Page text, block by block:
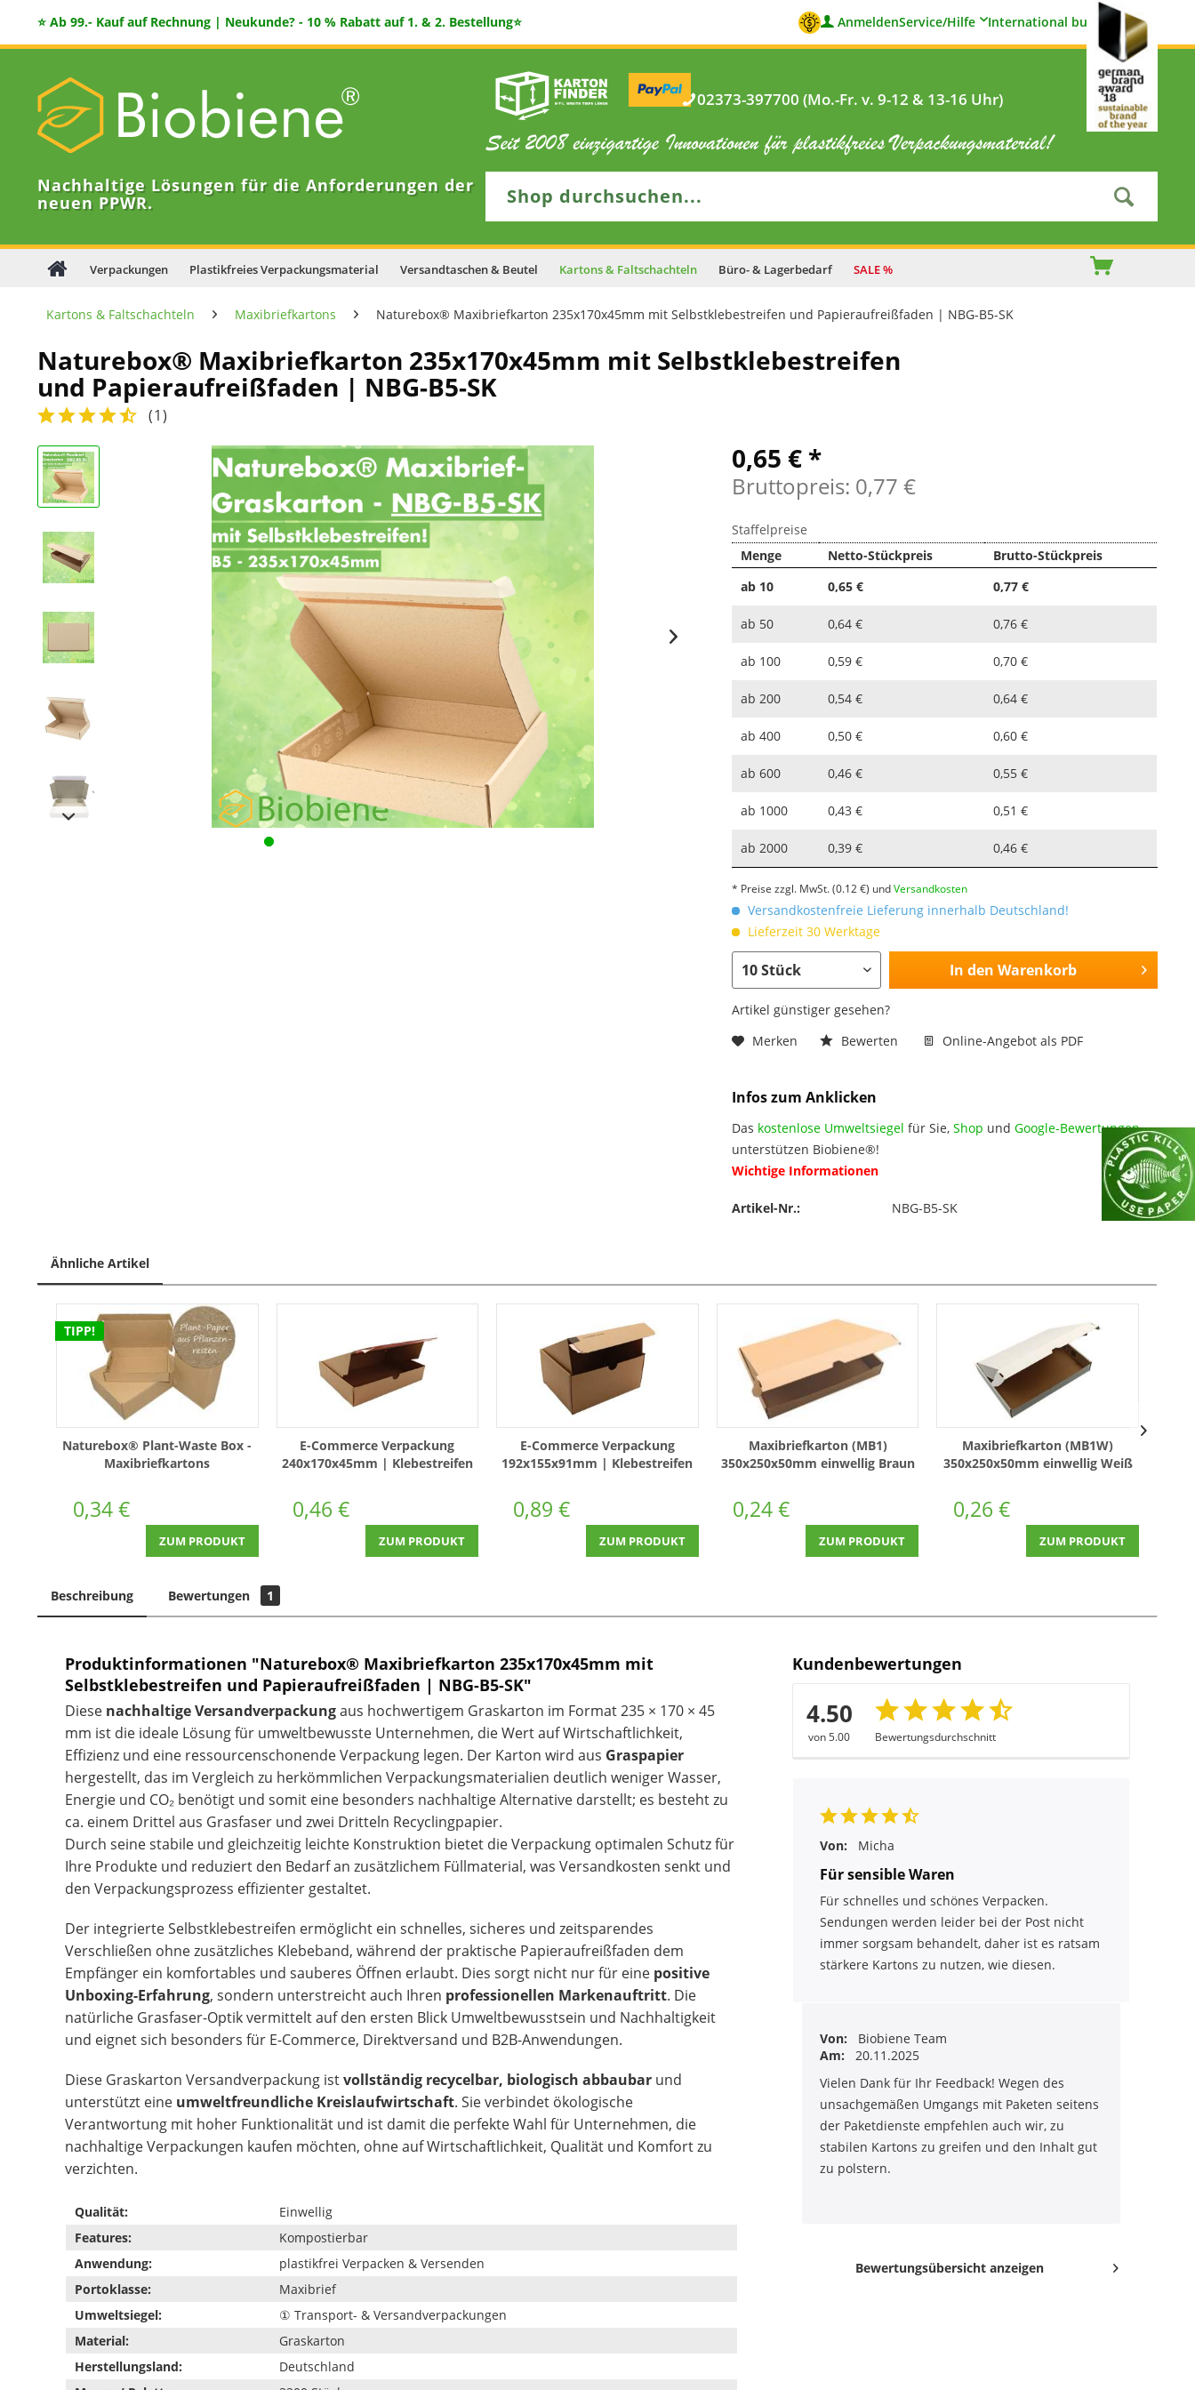
⭐ Ab 99.- Kauf auf Rechnung | Neukunde? - 10 % Rabatt auf 1. & 2. Bestellung⭐ AnmeldenService/Hilfe International buyers
Nachhaltige Lösungen für die Anforderungen der
neuen PPWR.
02373-397700 (Mo.-Fr. v. 9-12 & 13-16 Uhr)
Verpackungen Plastikfreies Verpackungsmaterial Versandtaschen & Beutel Kartons & Faltschachteln Büro- & Lagerbedarf SALE %
Kartons & Faltschachteln Maxibriefkartons Naturebox® Maxibriefkarton 235x170x45mm mit Selbstklebestreifen und Papieraufreißfaden | NBG-B5-SK
Naturebox® Maxibriefkarton 235x170x45mm mit Selbstklebestreifen
und Papieraufreißfaden | NBG-B5-SK
(1)
0,65 € *
Bruttopreis: 0,77 €
Staffelpreise
Menge
Netto-Stückpreis
Brutto-Stückpreis
ab 10 0,65 € 0,77 €
ab 50 0,64 € 0,76 €
ab 100 0,59 € 0,70 €
ab 200 0,54 € 0,64 €
ab400 0,50 € 0,60 €
ab600 0,46 € 0,55 €
ab 1000 0,43 € 0,51 €
ab 2000 0,39 € 0,46 €
* Preise zzgl. MwSt.(0.12 €) undVersandkosten
Versandkostenfreie Lieferung innerhalb Deutschland!
Lieferzeit 30 Werktage
In den Warenkorb
Artikel günstiger gesehen?
Merken
Bewerten Online-Angebot als PDF
Infos zum Anklicken
Das kostenlose Umweltsiegel für Sie,Shop undGoogle-Bewertungen
unterstützen Biobiene®!
Wichtige Informationen
Artikel-Nr.: NBG-B5-SK
Ähnliche Artikel
TIPP!
Naturebox® Plant-Waste Box -
Maxibriefkartons
0,34 €
ZUM PRODUKT
E-Commerce Verpackung
240x170x45mm | Klebestreifen
0,46 €
ZUM PRODUKT
E-Commerce Verpackung
192x155x91mm | Klebestreifen
0,89 €
ZUM PRODUKT
Maxibriefkarton (MB1)
350x250x50mm einwellig Braun
0,24 €
ZUM PRODUKT
Maxibriefkarton (MB1W)
350x250x50mm einwellig Weiß
0,26 €
ZUM PRODUKT
Beschreibung Bewertungen 1
Produktinformationen "Naturebox® Maxibriefkarton 235x170x45mm mit
Selbstklebestreifen und Papieraufreißfaden | NBG-B5-SK"
Diese nachhaltige Versandverpackungaus hochwertigem Graskarton im Format 235 × 170 × 45
mm ist die ideale Lösung für umweltbewusste Unternehmen, die Wert auf Wirtschaftlichkeit,
Effizienz und eine ressourcenschonende Verpackung legen. Der Karton wird aus Graspapier
hergestellt, das im Vergleich zu herkömmlichen Verpackungsmaterialien deutlich weniger Wasser,
Energie und CO₂ benötigt und somit eine besonders nachhaltige Alternative darstellt; es besteht zu
ca. einem Drittel aus Grasfaser und zwei Dritteln Recyclingpapier.
Durch seine stabile und gleichzeitig leichte Konstruktion bietet die Verpackung optimalen Schutz für
Ihre Produkte und reduziert den Bedarf an zusätzlichem Füllmaterial, was Versandkosten senkt und
den Verpackungsprozess effizienter gestaltet.
Der integrierte Selbstklebestreifen ermöglicht ein schnelles, sicheres und zeitsparendes
Verschließen ohne zusätzliches Klebeband, während der praktische Papieraufreißfaden dem
Empfänger ein komfortables und sauberes Öffnen erlaubt. Dies sorgt nicht nur für eine positive
Unboxing-Erfahrung, sondern unterstreicht auch Ihren professionellen Markenauftritt. Die
natürliche Grasfaser-Optik vermittelt auf den ersten Blick Umweltbewusstsein und Nachhaltigkeit
und eignet sich besonders für E-Commerce, Direktversand und B2B-Anwendungen.
Diese Graskarton Versandverpackung istvollständig recycelbar, biologisch abbaubar und
unterstützt eine umweltfreundliche Kreislaufwirtschaft. Sie verbindet ökologische
Verantwortung mit hoher Funktionalität und ist damit die perfekte Wahl für Unternehmen, die
nachhaltige Verpackungen kaufen möchten, ohne auf Wirtschaftlichkeit, Qualität und Komfort zu
verzichten.
Qualität:
Einwellig
Features:
Kompostierbar
Anwendung:
plastikfrei Verpacken & Versenden
Portoklasse:
Maxibrief
Umweltsiegel:
① Transport- & Versandverpackungen
Material:
Graskarton
Herstellungsland:
Deutschland
Kundenbewertungen
4.50
von 5.00 Bewertungsdurchschnitt
Von: Micha
Für sensible Waren
Für schnelles und schönes Verpacken.
Sendungen werden leider bei der Post nicht
immer sorgsam behandelt, daher ist es ratsam
stärkere Kartons zu nutzen, wie diesen.
Von:
Biobiene Team
Am:
20.11.2025
Vielen Dank für Ihr Feedback! Wegen des
unsachgemäßen Umgangs mit Paketen seitens
der Paketdienste empfehlen auch wir, zu
stabilen Kartons zu greifen und den Inhalt gut
zu polstern.
Bewertungsübersicht anzeigen